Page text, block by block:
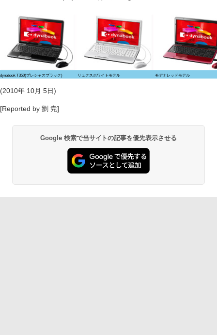
dynabook T350(プレシャスブラック) リュクスホワイトモデル モデナレッドモデル
(2010年 10月 5日)
[Reported by 劉 尭]
Google 検索で当サイトの記事を優先表示させる